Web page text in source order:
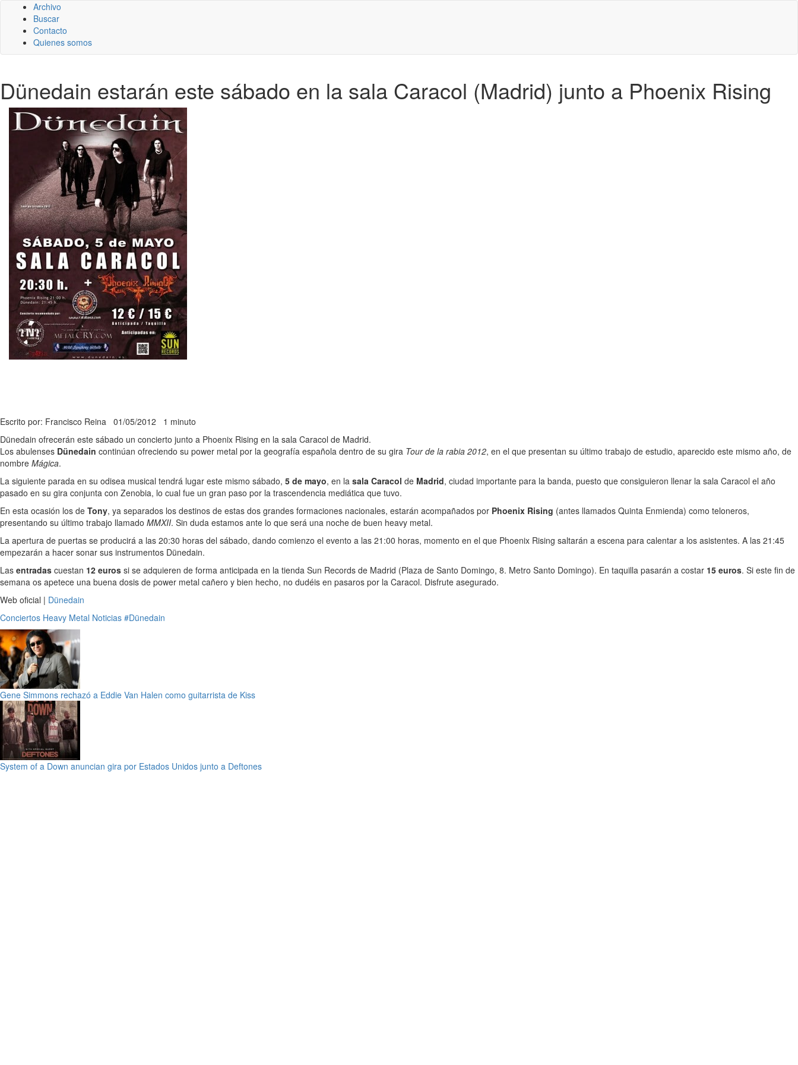
Archivo
Buscar
Contacto
Quienes somos
Dünedain estarán este sábado en la sala Caracol (Madrid) junto a Phoenix Rising
Escrito por: Francisco Reina 01/05/2012 1 minuto
Dünedain ofrecerán este sábado un concierto junto a Phoenix Rising en la sala Caracol de Madrid.
Los abulenses Dünedain continúan ofreciendo su power metal por la geografía española dentro de su gira Tour de la rabia 2012, en el que presentan su último trabajo de estudio, aparecido este mismo año, de
nombre Mágica.
La siguiente parada en su odisea musical tendrá lugar este mismo sábado, 5 de mayo, en la sala Caracol de Madrid, ciudad importante para la banda, puesto que consiguieron llenar la sala Caracol el año
pasado en su gira conjunta con Zenobia, lo cual fue un gran paso por la trascendencia mediática que tuvo.
En esta ocasión los de Tony, ya separados los destinos de estas dos grandes formaciones nacionales, estarán acompañados por Phoenix Rising (antes llamados Quinta Enmienda) como teloneros,
presentando su último trabajo llamado MMXII. Sin duda estamos ante lo que será una noche de buen heavy metal.
La apertura de puertas se producirá a las 20:30 horas del sábado, dando comienzo el evento a las 21:00 horas, momento en el que Phoenix Rising saltarán a escena para calentar a los asistentes. A las 21:45
empezarán a hacer sonar sus instrumentos Dünedain.
Las entradas cuestan 12 euros si se adquieren de forma anticipada en la tienda Sun Records de Madrid (Plaza de Santo Domingo, 8. Metro Santo Domingo). En taquilla pasarán a costar 15 euros. Si este fin de
semana os apetece una buena dosis de power metal cañero y bien hecho, no dudéis en pasaros por la Caracol. Disfrute asegurado.
Web oficial | Dünedain
Conciertos Heavy Metal Noticias #Dünedain
Gene Simmons rechazó a Eddie Van Halen como guitarrista de Kiss
System of a Down anuncian gira por Estados Unidos junto a Deftones